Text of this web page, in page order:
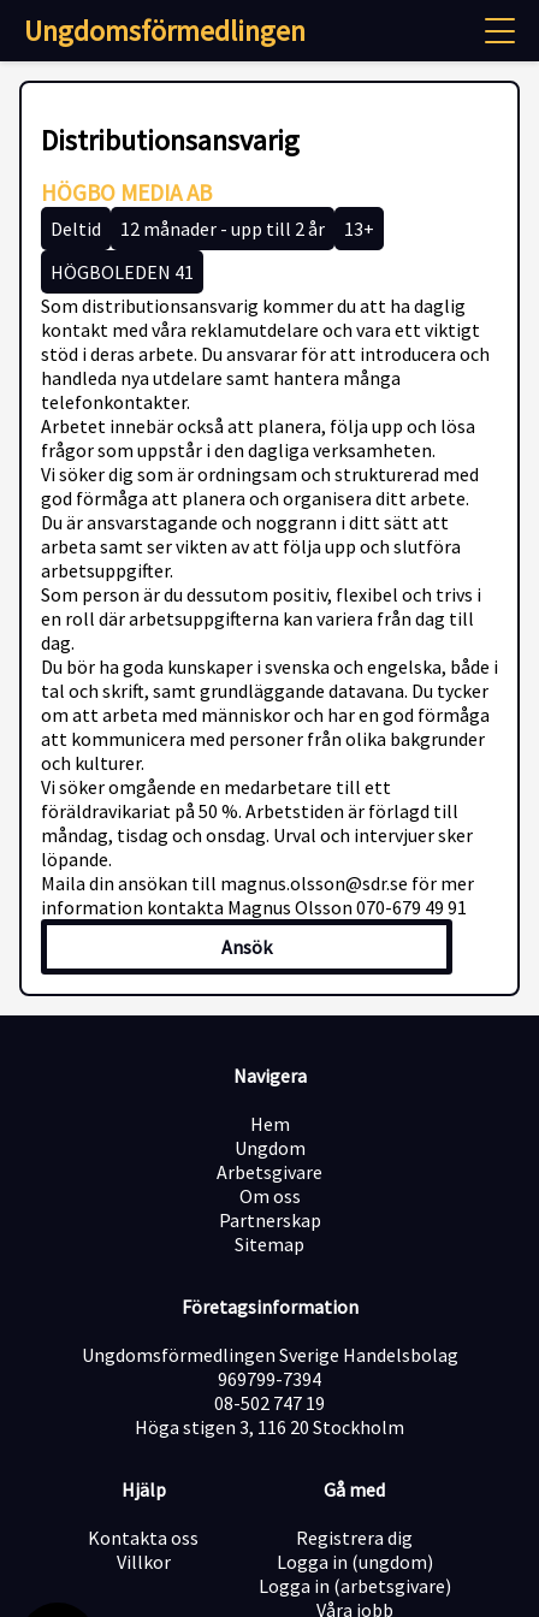
Ungdomsförmedlingen
Distributionsansvarig
HÖGBO MEDIA AB
Deltid 12 månader - upp till 2 år
13+
HÖGBOLEDEN 41
Som distributionsansvarig kommer du att ha daglig
kontakt med våra reklamutdelare och vara ett viktigt
stöd i deras arbete. Du ansvarar för att introducera och
handleda nya utdelare samt hantera många
telefonkontakter.
Arbetet innebär också att planera, följa upp och lösa
frågor som uppstår i den dagliga verksamheten.
Vi söker dig som är ordningsam och strukturerad med
god förmåga att planera och organisera ditt arbete.
Du är ansvarstagande och noggrann i ditt sätt att
arbeta samt ser vikten av att följa upp och slutföra
arbetsuppgifter.
Som person är du dessutom positiv, flexibel och trivs i
en roll där arbetsuppgifterna kan variera från dag till
dag.
Du bör ha goda kunskaper i svenska och engelska, både i
tal och skrift, samt grundläggande datavana. Du tycker
om att arbeta med människor och har en god förmåga
att kommunicera med personer från olika bakgrunder
och kulturer.
Vi söker omgående en medarbetare till ett
föräldravikariat på 50 %. Arbetstiden är förlagd till
måndag, tisdag och onsdag. Urval och intervjuer sker
löpande.
Maila din ansökan till magnus.olsson@sdr.se för mer
information kontakta Magnus Olsson 070-679 49 91
Ansök
Navigera
Hem
Ungdom
Arbetsgivare
Om oss
Partnerskap
Sitemap
Företagsinformation
Ungdomsförmedlingen Sverige Handelsbolag
969799-7394
08-502 747 19
Höga stigen 3, 116 20 Stockholm
Hjälp
Kontakta oss
Villkor
Gå med
Registrera dig
Logga in (ungdom)
Logga in (arbetsgivare)
Våra jobb